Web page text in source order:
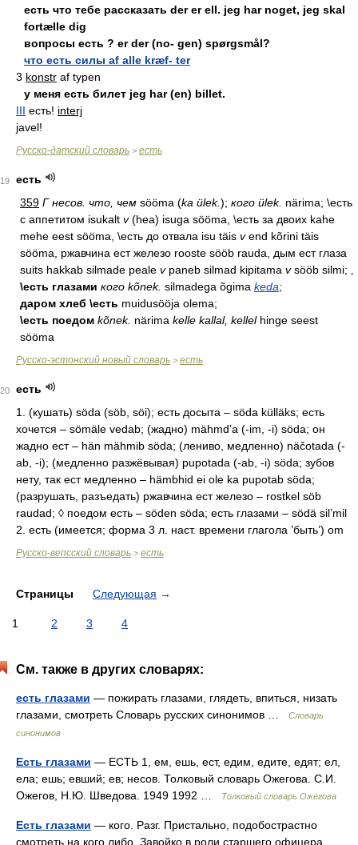
есть что тебе рассказать der er ell. jeg har noget, jeg skal
fortælle dig
вопросы есть ? er der (no- gen) spørgsmål?
что есть силы af alle kræf- ter
3 konstr af typen
у меня есть билет jeg har (en) billet.
III есть! interj
javel!
Русско-датский словарь > есть
19
есть
359 Г несов. что, чем sööma (ka ülek.); кого ülek. närima; \есть
с аппетитом isukalt v(hea) isuga sööma, \есть за двоих kahe
mehe eest sööma, \есть до отвала isu täis vend kõrini täis
sööma, ржавчина ест железо rooste sööb rauda, дым ест глаза
suits hakkab silmade peale vpaneb silmad kipitama vsööb silmi; ‚
\есть глазами кого kõnek. silmadega õgima keda;
даром хлеб \есть muidusööja olema;
\есть поедом kõnek. närima kelle kallal, kellelhinge seest
sööma
Русско-эстонский новый словарь > есть
20
есть
1. (кушать) söda (söb, söi); есть досыта – söda külläks; есть
хочется – sömäle vedab; (жадно) mähmd’a (-im, -i) söda; он
жадно ест – hän mähmib söda; (лениво, медленно) näčotada (-
ab, -i); (медленно разжёвывая) pupotada (-ab, -i) söda; зубов
нету, так ест медленно – hämbhid ei ole ka pupotab söda;
(разрушать, разъедать) ржавчина ест железо – rostkel söb
raudad; ◊ поедом есть – söden söda; есть глазами – södä sil’mil
2. есть (имеется; форма 3 л. наст. времени глагола ‛быть’) om
Русско-вепсский словарь > есть
Страницы Следующая →
1 2 3 4
См. также в других словарях:
есть глазами — пожирать глазами, глядеть, впиться, низать
глазами, смотреть Словарь русских синонимов …
Словарь
синонимов
Есть глазами — ЕСТЬ 1, ем, ешь, ест, едим, едите, едят; ел,
ела; ешь; евший; ев; несов. Толковый словарь Ожегова. С.И.
Ожегов, Н.Ю. Шведова. 1949 1992 …
Толковый словарь Ожегова
Есть глазами — кого. Разг. Пристально, подобострастно
смотреть на кого либо. Завойко в роли старшего офицера